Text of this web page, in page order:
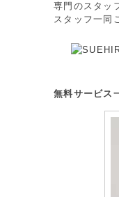
専門のスタッ
スタッフ一同
無料サービス